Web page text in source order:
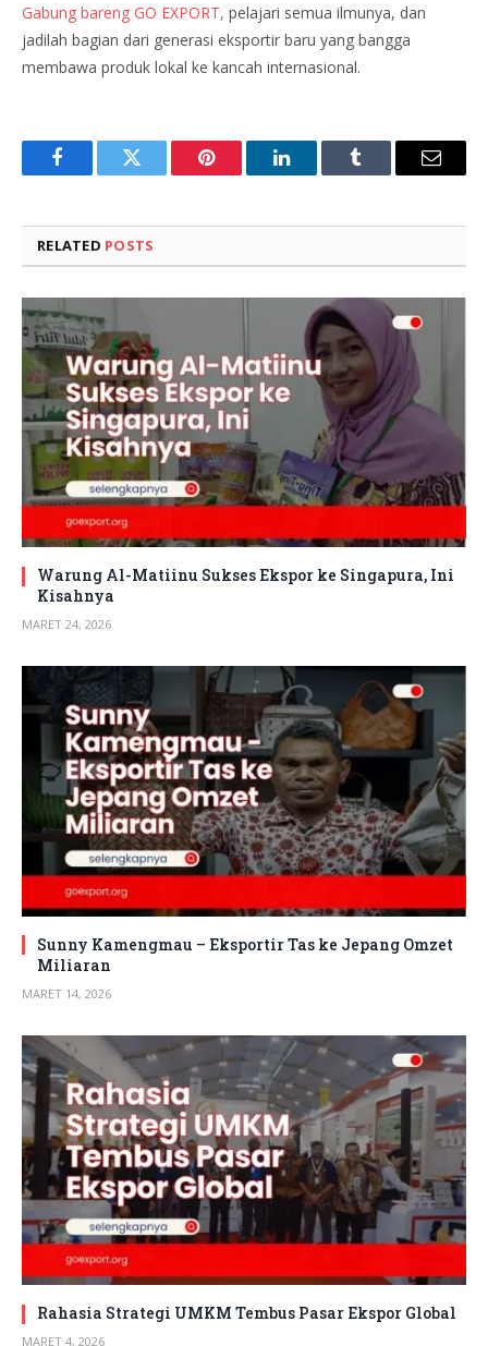
Gabung bareng GO EXPORT, pelajari semua ilmunya, dan
jadilah bagian dari generasi eksportir baru yang bangga
membawa produk lokal ke kancah internasional.
FacebookTwitter Pinterest LinkedInTumblr Email
RELATED POSTS
Warung Al-Matiinu Sukses Ekspor ke Singapura, Ini
Kisahnya
MARET 24, 2026
Sunny Kamengmau – Eksportir Tas ke Jepang Omzet
Miliaran
MARET 14, 2026
Rahasia Strategi UMKM Tembus Pasar Ekspor Global
MARET 4, 2026